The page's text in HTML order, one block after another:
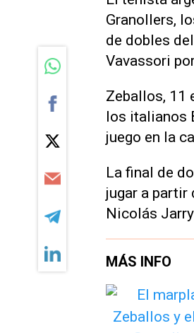
Granollers,
de dobles
Vavassori
Zeballos, 11
los italianos
juego en la
La final de
jugar a partir
Nicolás
MÁS INFO